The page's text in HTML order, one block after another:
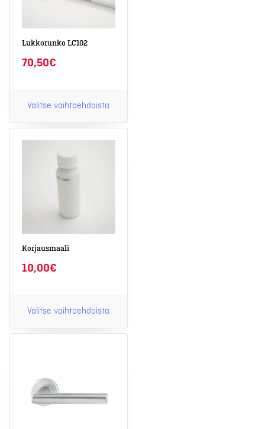
Lukkorunko LC102
70,50€
Valitse vaihtoehdoista
tuotteen
sivulla.
Korjausmaali
10,00€
Valitse vaihtoehdoista
tuotteen
sivulla.
muunnelma.